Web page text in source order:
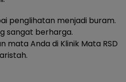
penglihatan menjadi buram.
sangat berharga.
mata Anda di Klinik Mata RSD